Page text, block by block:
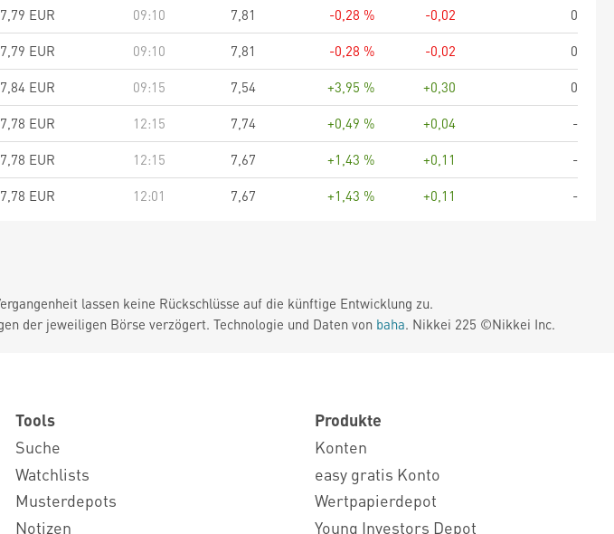
7,79 EUR 09:10 7,81 -0,28 % -0,02
0
7,79 EUR 09:10 7,81 -0,28 % -0,02
0
7,84 EUR 09:15 7,54 +3,95 % +0,30
0
7,78 EUR 12:15 7,74 +0,49 % +0,04
-
7,78 EUR 12:15 7,67 +1,43 % +0,11
-
7,78 EUR 12:01 7,67 +1,43 % +0,11 -
lassen keine Rückschlüsse auf die künftige Entwicklung zu.
der jeweiligen Börse verzögert. Technologie und Daten von baha. Nikkei 225 ©Nikkei Inc.
Tools
Suche
Watchlists
Musterdepots
Notizen
Produkte
Konten
easy gratis Konto
Wertpapierdepot
Young Investors Depot